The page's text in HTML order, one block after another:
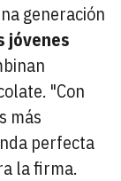
generación
jóvenes
"Con
más
perfecta
la firma.